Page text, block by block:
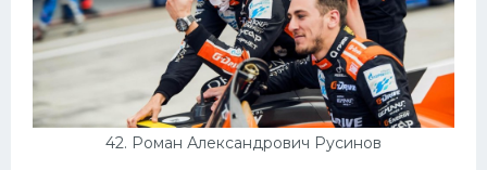
42. Роман Александрович Русинов